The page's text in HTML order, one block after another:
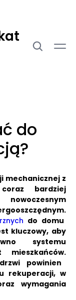
do
mechanicznej z
bardziej
do domu
kluczowy, aby
systemu
powinien
rekuperacji, w
wymagania